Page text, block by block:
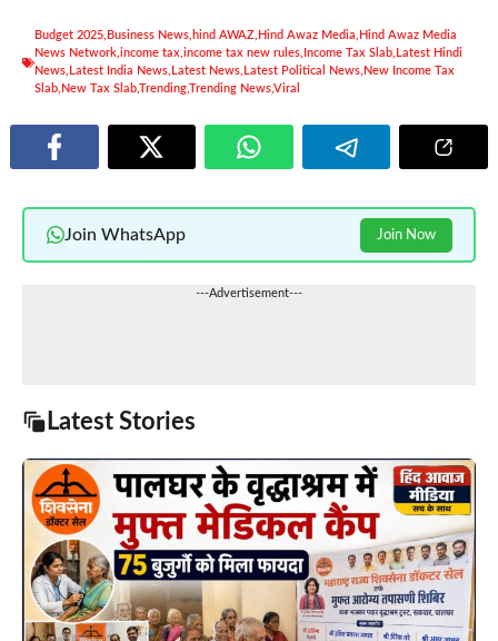
Budget 2025, Business News, hind AWAZ, Hind Awaz Media, Hind Awaz Media
News Network,income tax,income tax new rules, Income Tax Slab, Latest Hindi
News, Latest India News, Latest News, Latest Political News, New Income Tax
Slab, New Tax Slab,Trending,Trending News,Viral
Join WhatsApp Join Now
---Advertisement---
Latest Stories